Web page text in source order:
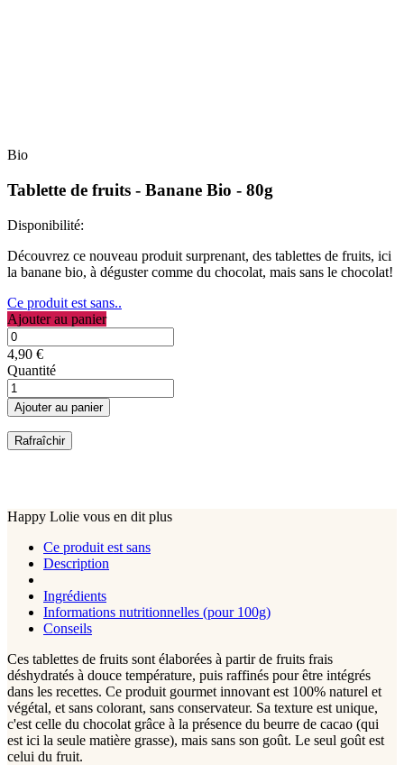
Bio
Tablette de fruits - Banane Bio - 80g
Disponibilité:
Découvrez ce nouveau produit surprenant, des tablettes de fruits, ici
la banane bio, à déguster comme du chocolat, mais sans le chocolat!
Ce produit est sans..
Ajouter au panier
4,90 €
Quantité
Ajouter au panier
Happy Lolie vous en dit plus
Ce produit est sans
Description
Ingrédients
Informations nutritionnelles (pour 100g)
Conseils
Ces tablettes de fruits sont élaborées à partir de fruits frais
déshydratés à douce température, puis raffinés pour être intégrés
dans les recettes. Ce produit gourmet innovant est 100% naturel et
végétal, et sans colorant, sans conservateur. Sa texture est unique,
c'est celle du chocolat grâce à la présence du beurre de cacao (qui
est ici la seule matière grasse), mais sans son goût. Le seul goût est
celui du fruit.